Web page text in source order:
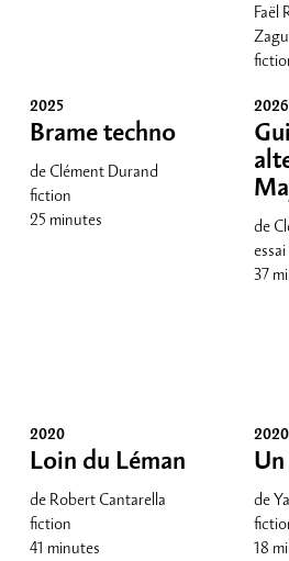
Faël
2025
Brame techno
de Clément Durand
fiction
25 minutes
2026
de
37
2020
Loin du Léman
de Robert Cantarella
fiction
41 minutes
2020
de
18